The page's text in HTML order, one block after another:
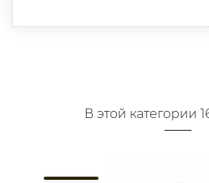
В этой категории